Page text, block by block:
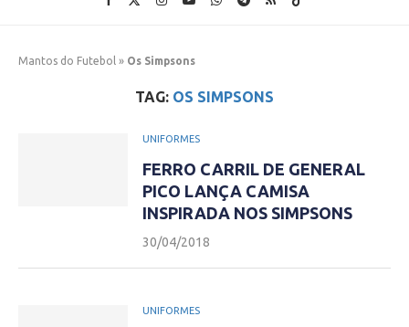
Mantos do Futebol » Os Simpsons
TAG: OS SIMPSONS
UNIFORMES
FERRO CARRIL DE GENERAL
PICO LANÇA CAMISA
INSPIRADA NOS SIMPSONS
30/04/2018
UNIFORMES